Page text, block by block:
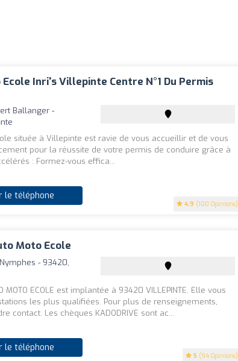
Inri's Villepinte Centre N°1 Du Permis
4.9 (100 Opinions)
Ballanger -
située à Villepinte est ravie de vous accueillir et de vous
pour la réussite de votre permis de conduire grâce à
: Formez-vous effica...
le téléphone
Moto Ecole
5 (94 Opinions)
- 93420,
MOTO ECOLE est implantée à 93420 VILLEPINTE. Elle vous
les plus qualifiées. Pour plus de renseignements,
contact. Les chèques KADODRIVE sont ac...
le téléphone